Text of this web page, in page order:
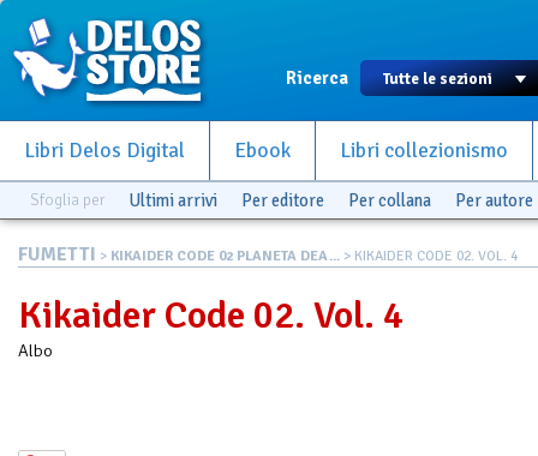
Ricerca
Libri Delos Digital Ebook Libri collezionismo
Sfoglia per Ultimi arrivi Per editore Per collana Per autore
FUMETTI > KIKAIDER CODE 02 PLANETA DEA... > KIKAIDER CODE 02. VOL. 4
Kikaider Code 02. Vol. 4
Albo